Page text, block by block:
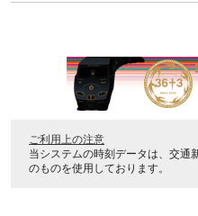
ご利用上の注意
当システムの時刻データは、 交通
のものを使用しております。